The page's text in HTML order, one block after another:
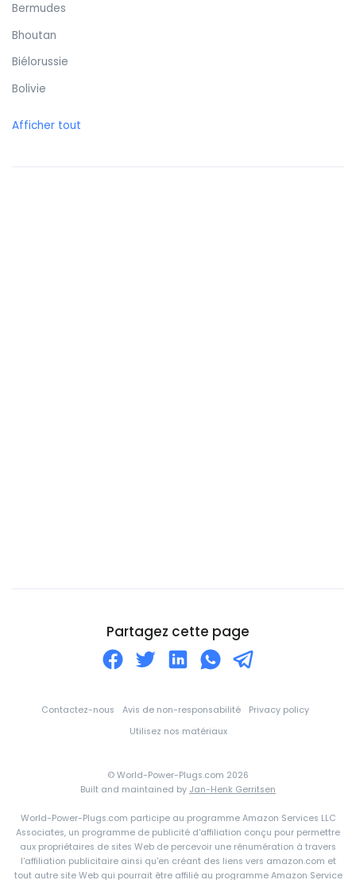
Bermudes
Bhoutan
Biélorussie
Bolivie
Botswana
Croatie
Côte d'Ivoire
Danemark
Djibouti
Dominique
Afficher tout
Partagez cette page
Contactez-nous Avis de non-responsabilité
Privacy policy
Utilisez nos matériaux
© World-Power-Plugs.com 2026
Built and maintained by Jan-Henk Gerritsen
World-Power-Plugs.com participe au programme Amazon Services LLC
Associates, un programme de publicité d'affiliation conçu pour permettre
aux propriétaires de sites Web de percevoir une rénumération à travers
l'affiliation publicitaire ainsi qu'en créant des liens vers amazon.com et
tout autre site Web qui pourrait être affilié au programme Amazon Service